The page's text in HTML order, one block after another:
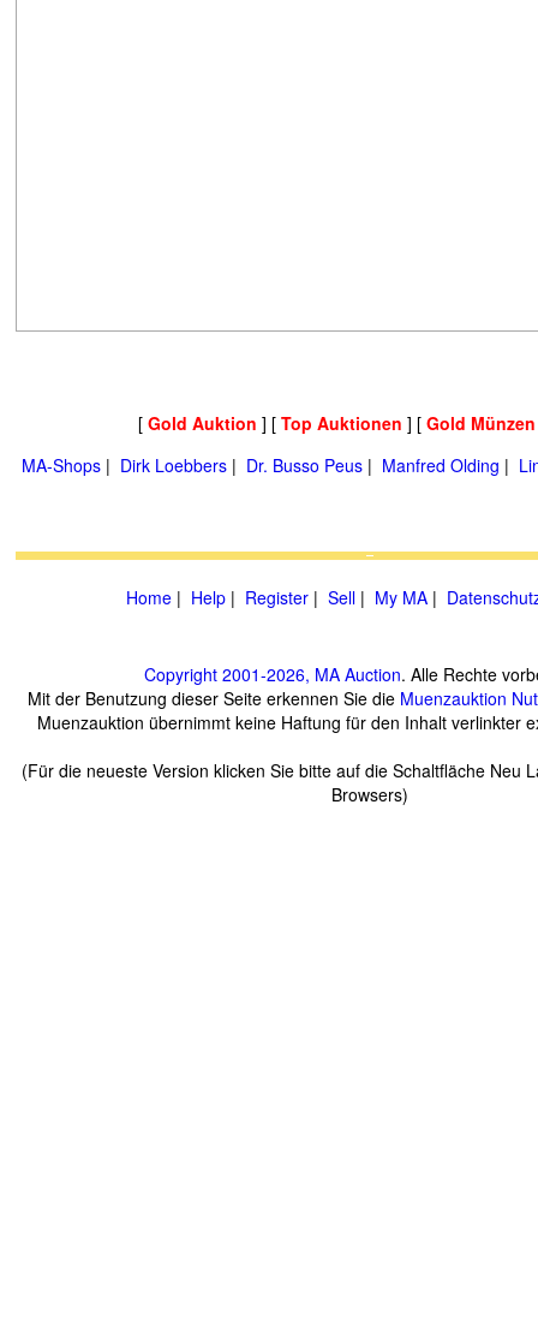
[ Gold Auktion ] [ Top Auktionen ] [ Gold
MA-Shops | Dirk Loebbers | Dr. Busso Peus | Manfred Olding |
Home | Help | Register | Sell | My MA |
Copyright 2001-2026, MA Auction. Alle Rechte
Mit der Benutzung dieser Seite erkennen Sie die Muenzauktion
Muenzauktion übernimmt keine Haftung für den Inhalt verlinkter
(Für die neueste Version klicken Sie bitte auf die Schaltfläche Neu
Browsers)